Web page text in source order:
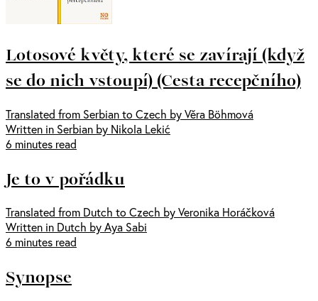
Lotosové květy, které se zavírají (když
se do nich vstoupí) (Cesta recepčního)
Translated from Serbian to Czech by Věra Böhmová
Written in Serbian by Nikola Lekić
6 minutes read
Je to v pořádku
Translated from Dutch to Czech by Veronika Horáčková
Written in Dutch by Aya Sabi
6 minutes read
Synopse